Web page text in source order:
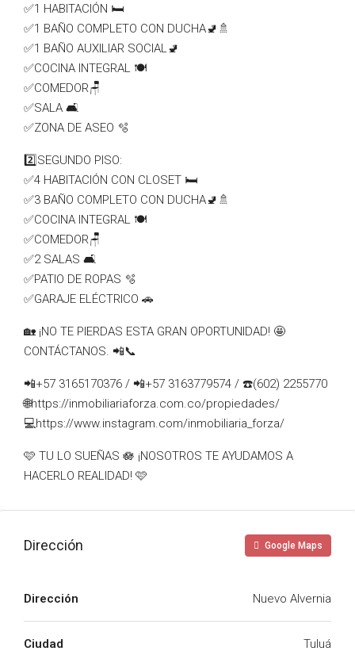
✅️1 HABITACIÓN 🛏️
✅️1 BAÑO COMPLETO CON DUCHA🚽🚿
✅️1 BAÑO AUXILIAR SOCIAL🚽
✅️COCINA INTEGRAL 🍽️
✅️COMEDOR🪑
✅️SALA 🛋️
✅️ZONA DE ASEO 🫧
2️⃣SEGUNDO PISO:
✅️4 HABITACIÓN CON CLOSET 🛏️
✅️3 BAÑO COMPLETO CON DUCHA🚽🚿
✅️COCINA INTEGRAL 🍽️
✅️COMEDOR🪑
✅️2 SALAS 🛋️
✅️PATIO DE ROPAS 🫧
✅️GARAJE ELÉCTRICO 🚗
🏡 ¡NO TE PIERDAS ESTA GRAN OPORTUNIDAD! 🤩
CONTÁCTANOS. 📲📞
📲+57 3165170376 / 📲+57 3163779574 / ☎️(602) 2255770
🌐https://inmobiliariaforza.com.co/propiedades/
💻https://www.instagram.com/inmobiliaria_forza/
🩷 TU LO SUEÑAS 🪷 ¡NOSOTROS TE AYUDAMOS A
HACERLO REALIDAD! 🩷
Dirección Google Maps
Dirección Nuevo Alvernia
Ciudad Tuluá